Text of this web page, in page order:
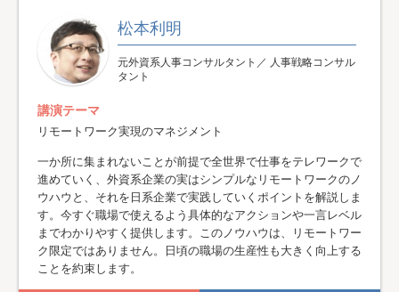
松本利明
元外資系人事コンサルタント／ 人事戦略コンサル
タント
講演テーマ
リモートワーク実現のマネジメント
一か所に集まれないことが前提で全世界で仕事をテレワークで
進めていく、外資系企業の実はシンプルなリモートワークのノ
ウハウと、それを日系企業で実践していくポイントを解説しま
す。今すぐ職場で使えるよう具体的なアクションや一言レベル
までわかりやすく提供します。このノウハウは、リモートワー
ク限定ではありません。日頃の職場の生産性も大きく向上する
ことを約束します。